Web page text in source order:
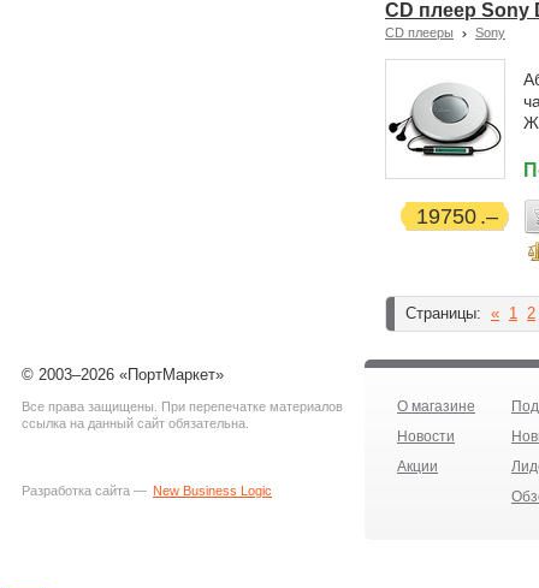
CD плеер Sony
CD плееры Sony
19750
Страницы: « 1 2
© 2003–2026 «ПортМаркет»
Все права защищены. При перепечатке материалов
ссылка на данный сайт обязательна.
Разработка сайта — New Business Logic
О магазине
Новости
Акции